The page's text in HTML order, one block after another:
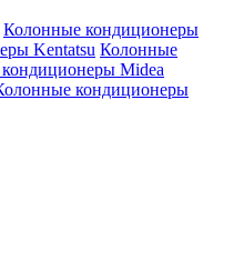
Колонные кондиционеры
Kentatsu Колонные
Midea
кондиционеры